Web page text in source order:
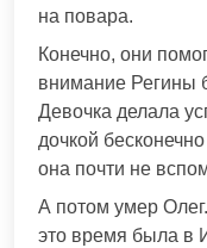
на повара.
Конечно, они
внимание Регины
Девочка делала
дочкой
она почти не
А потом умер
это время была в